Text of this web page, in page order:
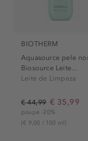
BIOTHERM
Aquasource pele
Biosource Leite...
Leite de Limpeza
€ 44,99 € 35,99
poupe -20%
(€ 9,00 / 100 ml)